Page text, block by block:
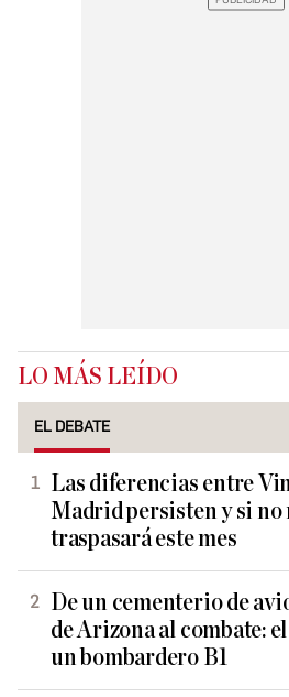
LO MÁS LEÍDO
EL DEBATE
Las diferencias entre
Madrid persisten y si no
traspasará este mes
De un cementerio de
de Arizona al combate:
un bombardero B1